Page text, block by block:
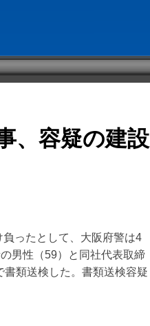
、容疑の建設
ったとして、大阪府警は4
男性（59）と同社代表取締
類送検した。書類送検容疑